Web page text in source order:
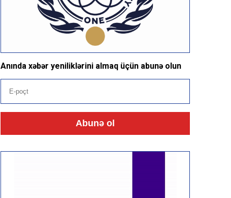
Anında xəbər yeniliklərini almaq üçün abunə olun
Abunə ol